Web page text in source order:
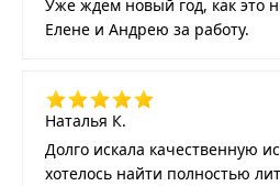
Уже ждем новый год, как это
Елене и Андрею за работу.
Наталья К.
Долго искала качественную
хотелось найти полностью